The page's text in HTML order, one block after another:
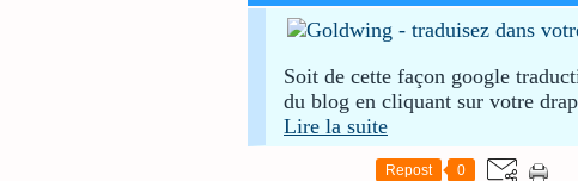
Soit de cette façon google
du blog en cliquant sur votre
Lire la suite
Repost 0